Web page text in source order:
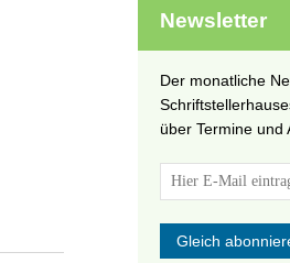
Newsletter
Der monatliche
über Termine und